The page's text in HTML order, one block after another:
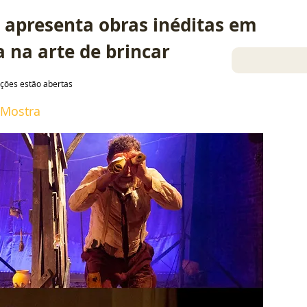
obras inéditas em
na arte de brincar
estão abertas